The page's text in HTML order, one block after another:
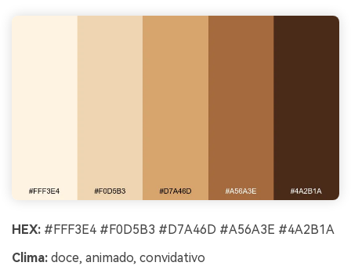
HEX: #FFF3E4 #F0D5B3 #D7A46D #A56A3E #4A2B1A
Clima: doce, animado, convidativo